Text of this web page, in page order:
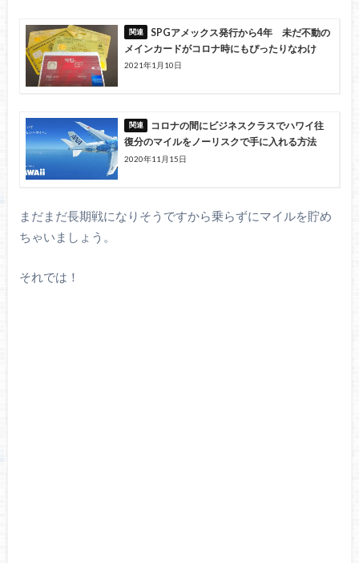
SPGアメックス発行から4年 未だ不動の
メインカードがコロナ時にもぴったりなわけ
2021年1月10日
コロナの間にビジネスクラスでハワイ往
復分のマイルをノーリスクで手に入れる方法
2020年11月15日
まだまだ長期戦になりそうですから乗らずにマイルを貯め
ちゃいましょう。
それでは！